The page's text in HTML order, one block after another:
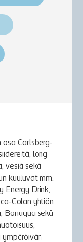
osa Carlsberg-
long
vesiä sekä
kuuluvat mm.
Energy Drink,
Colan yhtiön
Bonaqua sekä
ympäröivän